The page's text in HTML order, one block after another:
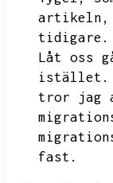
artikeln,
tidigare.
Låt oss
istället.
tror jag
fast.